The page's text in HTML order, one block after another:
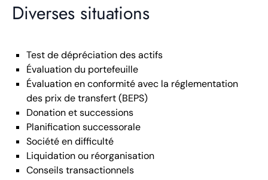
Diverses situations
Test de dépréciation des actifs
Évaluation du portefeuille
Évaluation en conformité avec la réglementation
des prix de transfert (BEPS)
Donation et successions
Planification successorale
Société en difficulté
Liquidation ou réorganisation
Conseils transactionnels